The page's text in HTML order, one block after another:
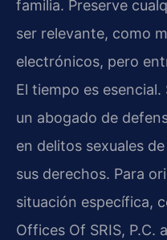
familia. Preserve
ser relevante, como
electrónicos, pero
El tiempo es
un abogado de
en delitos sexuales
sus derechos. Para
situación específica,
Offices Of SRIS, P.C.